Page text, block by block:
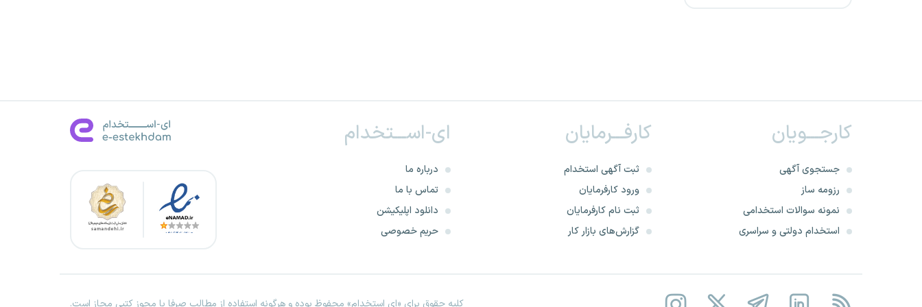
نیروی پدافند هوایی ارتش
پیشگامان فولاد شرق
فرزندان شهدا و فرزندان
جانبازان بالای 70 درصد
کارجـــویان
جستجوی آگهی
رزومه ساز
نمونه سوالات استخدامی
استخدام دولتی و سراسری
کارفـــرمایان
ثبت آگهی استخدام
ورود کارفرمایان
ثبت نام کارفرمایان
گزارش‌های بازار کار
ای-اســـتخدام
درباره ما
تماس با ما
دانلود اپلیکیشن
حریم خصوصی
کلیه حقوق برای «ای استخدام» محفوظ بوده و هرگونه استفاده از مطالب صرفا با مجوز کتبی مجاز است.